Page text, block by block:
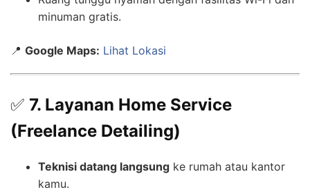
minuman gratis.
📍 Google Maps: Lihat Lokasi
✅ 7. Layanan Home Service
(Freelance Detailing)
Teknisi datang langsung ke rumah atau kantor
kamu.